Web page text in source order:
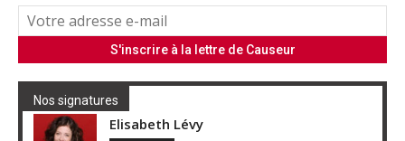
Nos signatures
Elisabeth Lévy